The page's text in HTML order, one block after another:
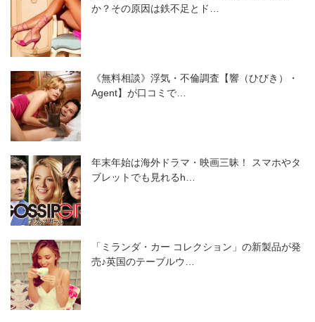
か？その原因は鉄不足とド…
《無料相談》浮気・不倫調査【響（ひびき）・
Agent】が口コミで…
年末年始は海外ドラマ・映画三昧！ スマホやタ
ブレットでも見れるh…
「ミランダ・カー コレクション」の新製品が発
売♪英国のテーブルウ…